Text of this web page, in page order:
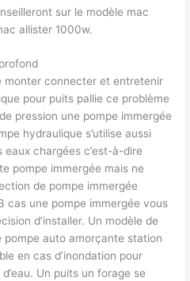
sur le modèle mac
allister 1000w.
monter connecter et entretenir
pour puits pallie ce problème
pression une pompe immergée
hydraulique s’utilise aussi
chargées c’est-à-dire
pompe immergée mais ne
de pompe immergée
cas une pompe immergée vous
d’installer. Un modèle de
auto amorçante station
en cas d’inondation pour
Un puits un forage se